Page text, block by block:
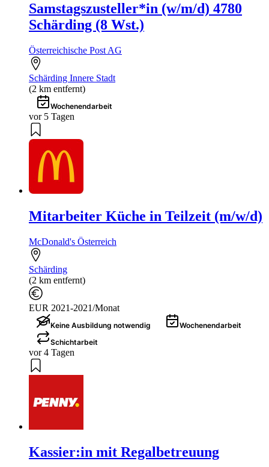
Samstagszusteller*in (w/m/d) 4780
Schärding (8 Wst.)
Österreichische Post AG
Schärding Innere Stadt
(2 km entfernt)
Wochenendarbeit
vor 5 Tagen
Mitarbeiter Küche in Teilzeit (m/w/d)
McDonald's Österreich
Schärding
(2 km entfernt)
EUR 2021-2021/Monat
Keine Ausbildung notwendig
Wochenendarbeit
Schichtarbeit
vor 4 Tagen
Kassier:in mit Regalbetreuung